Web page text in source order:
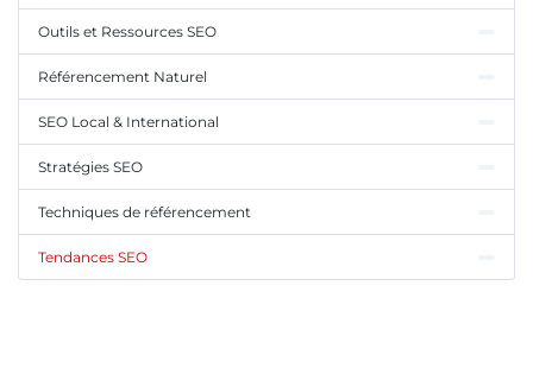
Outils et Ressources SEO
Référencement Naturel
SEO Local & International
Stratégies SEO
Techniques de référencement
Tendances SEO